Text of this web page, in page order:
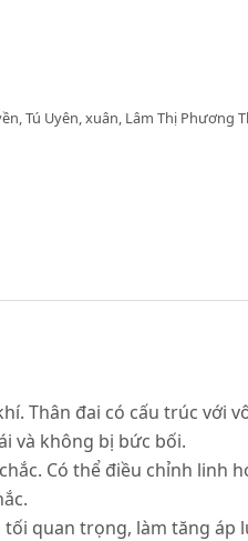
Tú Uyên, xuân, Lâm Thị Phương
Thân đai có cấu trúc với
và không bị bức bối.
Có thể điều chỉnh linh
quan trọng, làm tăng áp